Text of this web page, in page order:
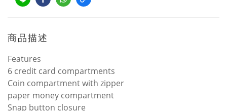
商品描述
Features
6 credit card compartments
Coin compartment with zipper
paper money compartment
Snap button closure